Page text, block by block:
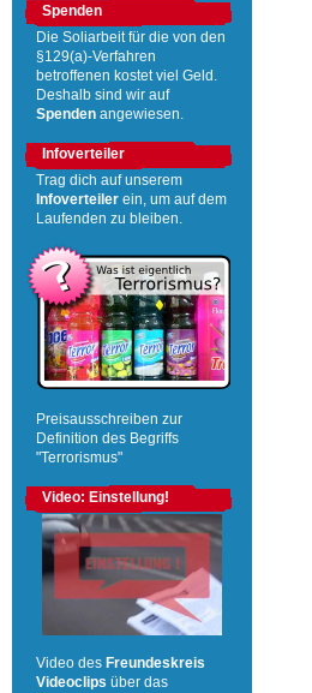
Spenden
Die Soliarbeit für die von den
§129(a)-Verfahren
betroffenen kostet viel Geld.
Deshalb sind wir auf
Spenden angewiesen.
Infoverteiler
Trag dich auf unserem
Infoverteiler ein, um auf dem
Laufenden zu bleiben.
Preisausschreiben zur
Definition des Begriffs
"Terrorismus"
Video: Einstellung!
Video des Freundeskreis
Videoclips über das